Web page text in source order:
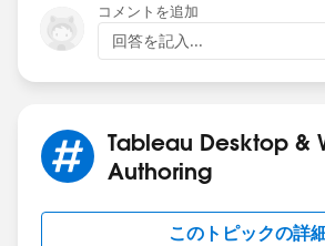
Peter
コメントを追加
回答を記入...
Tableau Desktop &
Authoring
このトピックの詳